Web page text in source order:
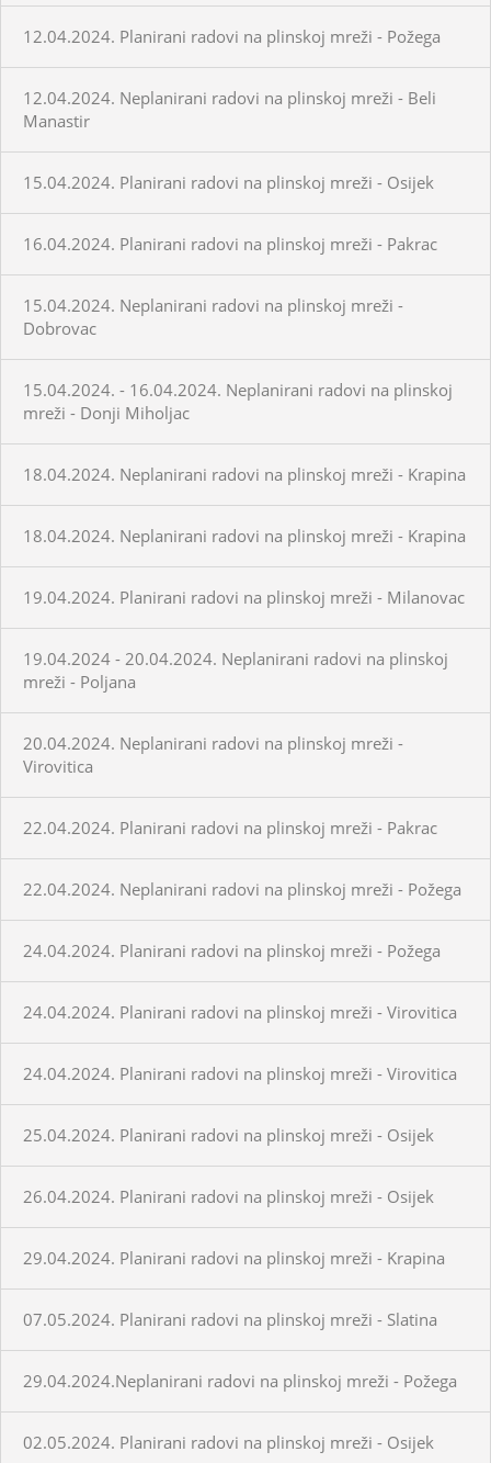
12.04.2024. Planirani radovi na plinskoj mreži - Požega
12.04.2024. Neplanirani radovi na plinskoj mreži - Beli
Manastir
15.04.2024. Planirani radovi na plinskoj mreži - Osijek
16.04.2024. Planirani radovi na plinskoj mreži - Pakrac
15.04.2024. Neplanirani radovi na plinskoj mreži -
Dobrovac
15.04.2024. - 16.04.2024. Neplanirani radovi na plinskoj
mreži - Donji Miholjac
18.04.2024. Neplanirani radovi na plinskoj mreži - Krapina
18.04.2024. Neplanirani radovi na plinskoj mreži - Krapina
19.04.2024. Planirani radovi na plinskoj mreži - Milanovac
19.04.2024 - 20.04.2024. Neplanirani radovi na plinskoj
mreži - Poljana
20.04.2024. Neplanirani radovi na plinskoj mreži -
Virovitica
22.04.2024. Planirani radovi na plinskoj mreži - Pakrac
22.04.2024. Neplanirani radovi na plinskoj mreži - Požega
24.04.2024. Planirani radovi na plinskoj mreži - Požega
24.04.2024. Planirani radovi na plinskoj mreži - Virovitica
24.04.2024. Planirani radovi na plinskoj mreži - Virovitica
25.04.2024. Planirani radovi na plinskoj mreži - Osijek
26.04.2024. Planirani radovi na plinskoj mreži - Osijek
29.04.2024. Planirani radovi na plinskoj mreži - Krapina
07.05.2024. Planirani radovi na plinskoj mreži - Slatina
29.04.2024.Neplanirani radovi na plinskoj mreži - Požega
02.05.2024. Planirani radovi na plinskoj mreži - Osijek